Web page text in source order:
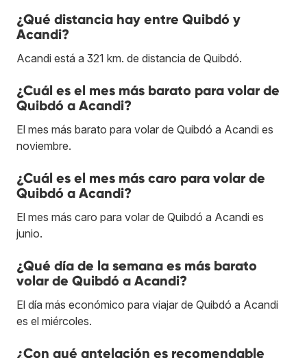
¿Qué distancia hay entre Quibdó y
Acandi?
Acandi está a 321 km. de distancia de Quibdó.
¿Cuál es el mes más barato para volar de
Quibdó a Acandi?
El mes más barato para volar de Quibdó a Acandi es
noviembre.
¿Cuál es el mes más caro para volar de
Quibdó a Acandi?
El mes más caro para volar de Quibdó a Acandi es
junio.
¿Qué día de la semana es más barato
volar de Quibdó a Acandi?
El día más económico para viajar de Quibdó a Acandi
es el miércoles.
¿Con qué antelación es recomendable